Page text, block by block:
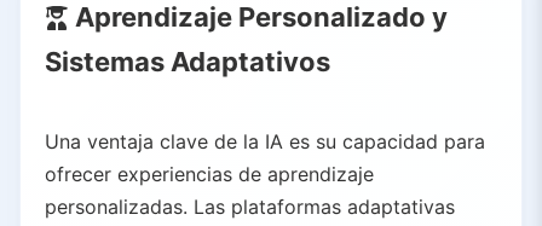
3.3.
Desafíos en la Implementación
4. Formación de Habilidades y Aprendizaje Permanente
4.2.
Creación de Rutas Personalizadas
4.3. Práctica Inmersiva
4.4. Mejora Continua
Aprendizaje Personalizado y
Sistemas Adaptativos
Una ventaja clave de la IA es su capacidad para
ofrecer experiencias de aprendizaje
personalizadas. Las plataformas adaptativas